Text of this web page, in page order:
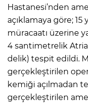
Hastanesi’nden
açıklamaya göre;
müracaatı üzerine
4 santimetrelik
delik) tespit edildi.
gerçekleştirilen
kemiği açılmadan
gerçekleştirilen